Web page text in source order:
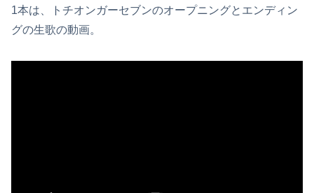
1本は、トチオンガーセブンのオープニングとエンディン
グの生歌の動画。